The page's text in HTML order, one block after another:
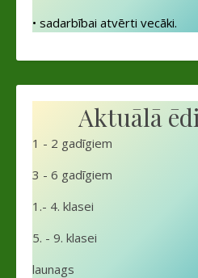
• sadarbībai atvērti vecāki.
Aktuālā
1 - 2 gadīgiem
3 - 6 gadīgiem
1.- 4. klasei
5. - 9. klasei
launags